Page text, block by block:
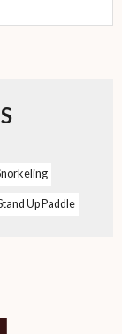
Up Paddle